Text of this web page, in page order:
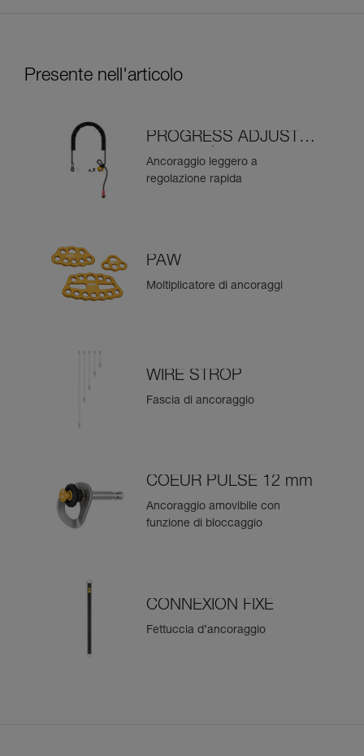
Presente nell'articolo
PROGRESS ADJUST-I
ancoraggio
Ancoraggio leggero a
regolazione rapida
PAW
Moltiplicatore di ancoraggi
WIRE STROP
Fascia di ancoraggio
COEUR PULSE 12 mm
Ancoraggio amovibile con
funzione di bloccaggio
CONNEXION FIXE
Fettuccia d’ancoraggio